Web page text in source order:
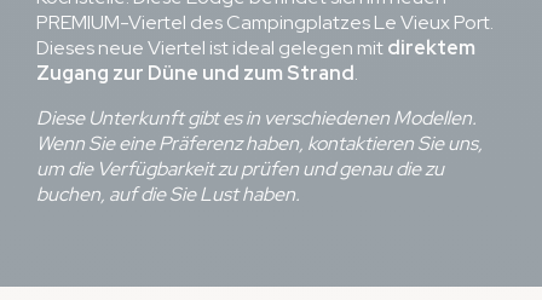
PREMIUM-Viertel des Campingplatzes Le Vieux Port.
Dieses neue Viertel ist ideal gelegen mitdirektem
Zugang zur Düne und zum Strand.
Diese Unterkunft gibt es in verschiedenen Modellen.
Wenn Sie eine Präferenz haben, kontaktieren Sie uns,
um die Verfügbarkeit zu prüfen und genau die zu
buchen, auf die Sie Lust haben.